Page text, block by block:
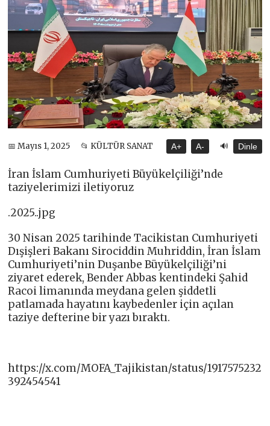
📅 Mayıs 1, 2025 📂 KÜLTÜR SANAT A+ A- 🔊 Dinle
İran İslam Cumhuriyeti Büyükelçiliği’nde
taziyelerimizi iletiyoruz
.2025..jpg
30 Nisan 2025 tarihinde Tacikistan Cumhuriyeti
Dışişleri Bakanı Sirociddin Muhriddin, İran İslam
Cumhuriyeti’nin Duşanbe Büyükelçiliği’ni
ziyaret ederek, Bender Abbas kentindeki Şahid
Racoi limanında meydana gelen şiddetli
patlamada hayatını kaybedenler için açılan
taziye defterine bir yazı bıraktı.
https://x.com/MOFA_Tajikistan/status/1917575232
392454541